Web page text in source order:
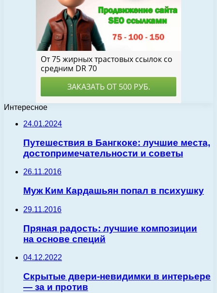
Интересное
24.01.2024
Путешествия в Бангкоке: лучшие места,
достопримечательности и советы
26.11.2016
Муж Ким Кардашьян попал в психушку
29.11.2016
Пряная радость: лучшие композиции
на основе специй
04.12.2022
Скрытые двери-невидимки в интерьере
— за и против